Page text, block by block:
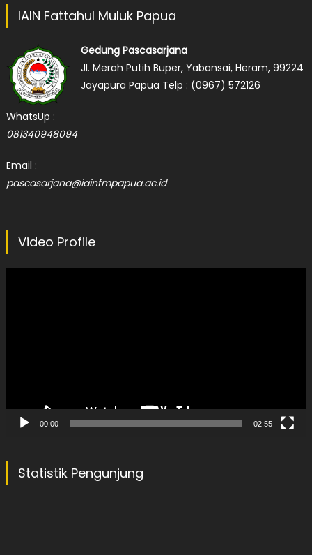
IAIN Fattahul Muluk Papua
Gedung Pascasarjana
Jl. Merah Putih Buper, Yabansai, Heram, 99224
Jayapura Papua Telp : (0967) 572126
WhatsUp :
081340948094
Email :
pascasarjana@iainfmpapua.ac.id
Video Profile
00:00 02:55
Statistik Pengunjung